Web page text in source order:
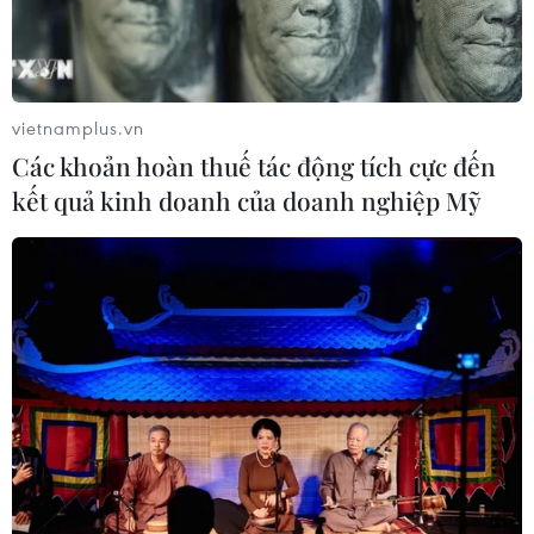
Cảnh sát giao thông triển khai chiến
dịch nâng cao kỹ năng lái xe môtô, xe
gắn máy
07/08/2026 14:37
Tháng 12/2026 hoàn thành mở rộng
đoạn cao tốc Thành phố Hồ Chí
Minh-Long Thành
07/08/2026 10:29
Lào Cai: Đứt gãy 30m đường
tỉnh 161 sau mưa lớn, giao thông bị
chia cắt
07/08/2026 10:08
vietnamplus.vn
Các khoản hoàn thuế tác động tích cực đến
kết quả kinh doanh của doanh nghiệp Mỹ